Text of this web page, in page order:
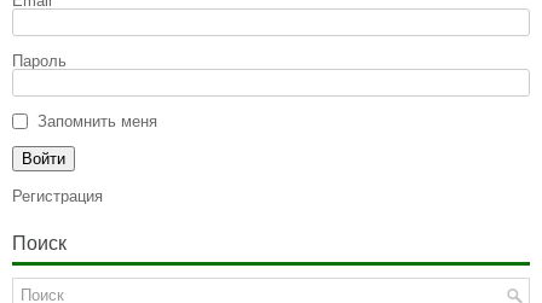
Пароль
Запомнить меня
Регистрация
Поиск